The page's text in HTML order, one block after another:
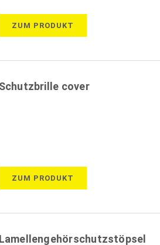
ZUM PRODUKT
Schutzbrille cover
ZUM PRODUKT
Lamellengehörschutzstöpsel